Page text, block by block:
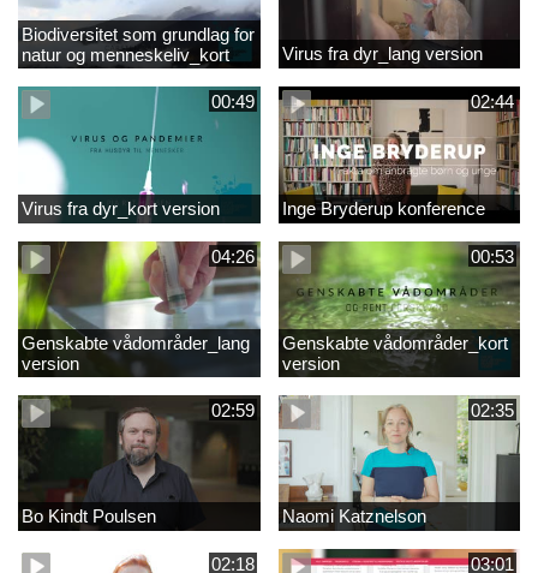
Biodiversitet som grundlag for
natur og menneskeliv_kort
version
Virus fra dyr_lang version
00:49
Virus fra dyr_kort version
02:44
Inge Bryderup konference
04:26
Genskabte vådområder_lang
version
00:53
Genskabte vådområder_kort
version
02:59
Bo Kindt Poulsen
02:35
Naomi Katznelson
02:18 03:01